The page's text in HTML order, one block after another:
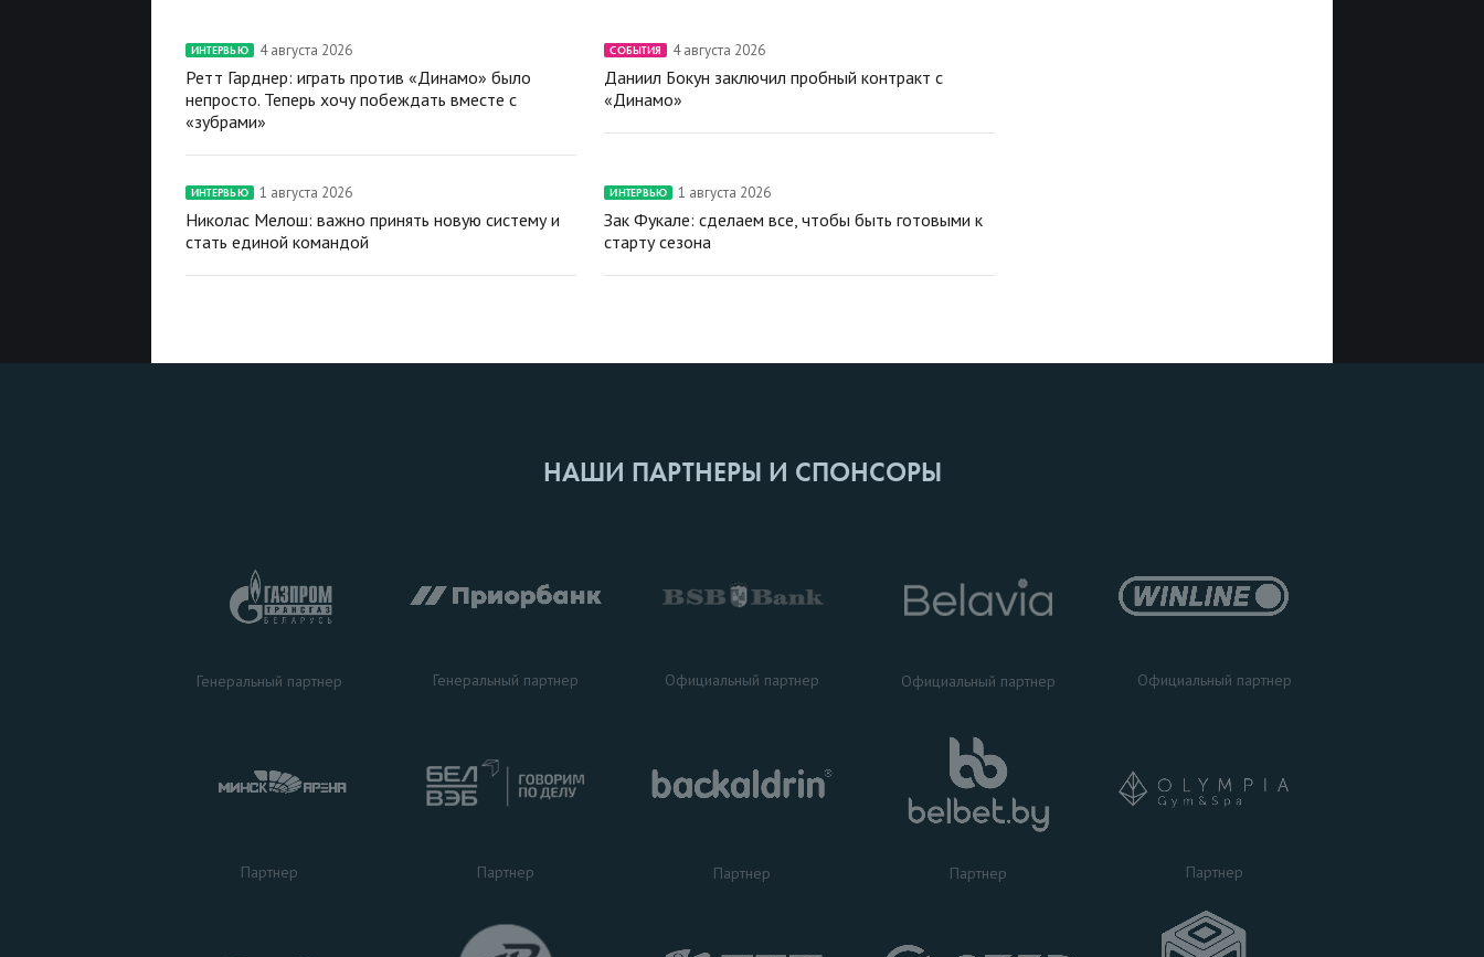
ИНТЕРВЬЮ 4 августа 2026
Ретт Гарднер: играть против «Динамо» было
непросто. Теперь хочу побеждать вместе с
«зубрами»
СОБЫТИЯ 4 августа 2026
Даниил Бокун заключил пробный контракт с
«Динамо»
ИНТЕРВЬЮ 1 августа 2026
Николас Мелош: важно принять новую систему и
стать единой командой
ИНТЕРВЬЮ 1 августа 2026
Зак Фукале: сделаем все, чтобы быть готовыми к
старту сезона
НАШИ ПАРТНЕРЫ И СПОНСОРЫ
Генеральный партнер Генеральный партнер Официальный партнер Официальный партнер Официальный партнер
Партнер Партнер Партнер Партнер Партнер